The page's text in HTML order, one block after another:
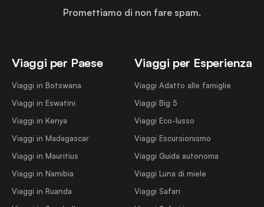
Viaggi per Paese
Viaggi in Botswana
Viaggi in Eswatini
Viaggi in Kenya
Viaggi in Madagascar
Viaggi in Mauritius
Viaggi in Namibia
Viaggi in Ruanda
Viaggi per Esperienza
Viaggi Adatto alle famiglie
Viaggi Big 5
Viaggi Eco-lusso
Viaggi Escursionismo
Viaggi Guida autonoma
Viaggi Luna di miele
Viaggi Safari
Promettiamo di non fare spam.